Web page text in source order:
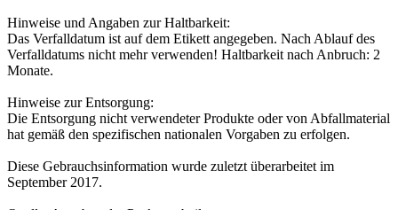
Hinweise und Angaben zur Haltbarkeit:
Das Verfalldatum ist auf dem Etikett angegeben. Nach Ablauf des
Verfalldatums nicht mehr verwenden! Haltbarkeit nach Anbruch: 2
Monate.
Hinweise zur Entsorgung:
Die Entsorgung nicht verwendeter Produkte oder von Abfallmaterial
hat gemäß den spezifischen nationalen Vorgaben zu erfolgen.
Diese Gebrauchsinformation wurde zuletzt überarbeitet im
September 2017.